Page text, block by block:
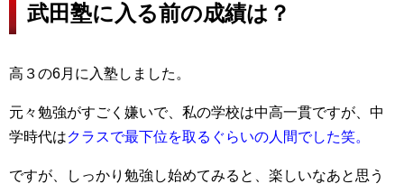
武田塾に入る前の成績は？
高３の6月に入塾しました。
元々勉強がすごく嫌いで、私の学校は中高一貫ですが、中
学時代はクラスで最下位を取るぐらいの人間でした笑。
ですが、しっかり勉強し始めてみると、楽しいなあと思う